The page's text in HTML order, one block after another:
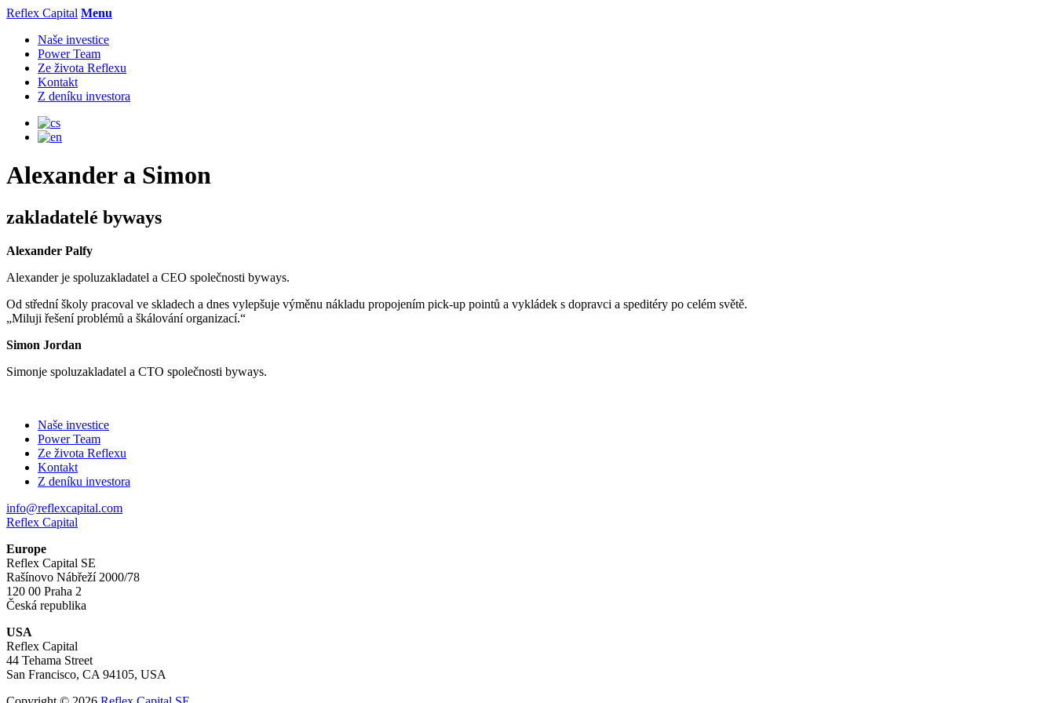
Reflex Capital Menu
Naše investice
Power Team
Ze života Reflexu
Kontakt
Z deníku investora
Alexander a Simon
zakladatelé byways
Alexander Palfy
Alexander je spoluzakladatel a CEO společnosti byways.
Od střední školy pracoval ve skladech a dnes vylepšuje výměnu nákladu propojením pick-up pointů a vykládek s dopravci a speditéry po celém světě.
„Miluji řešení problémů a škálování organizací.“
Simon Jordan
Simonje spoluzakladatel a CTO společnosti byways.
Naše investice
Power Team
Ze života Reflexu
Kontakt
Z deníku investora
info@reflexcapital.com
Reflex Capital
Europe
Reflex Capital SE
Rašínovo Nábřeží 2000/78
120 00 Praha 2
Česká republika
USA
Reflex Capital
44 Tehama Street
San Francisco, CA 94105, USA